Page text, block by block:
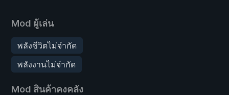
Mod ผู้เล่น
พลังชีวิตไม่จำกัด
พลังงานไม่จำกัด
Mod สินค้าคงคลัง